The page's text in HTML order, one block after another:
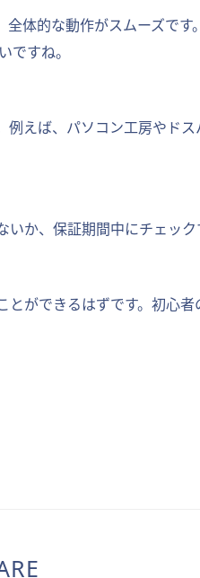
体的な動作がスムーズで
ですね。
えば、パソコン工房やド
か、保証期間中にチェック
ができるはずです。初心